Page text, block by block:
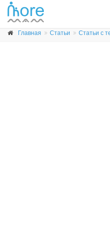
Главная Статьи Статьи с